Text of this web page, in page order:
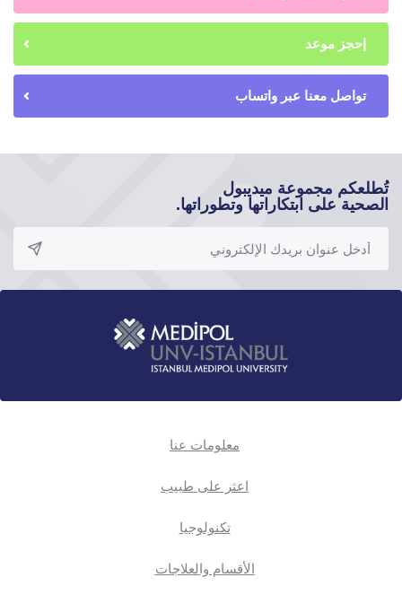
إحجز موعد
تواصل معنا عبر واتساب
تُطلعكم مجموعة ميديبول
الصحية على ابتكاراتها وتطوراتها.
معلومات عنا
اعثر على طبيب
تكنولوجيا
الأقسام والعلاجات